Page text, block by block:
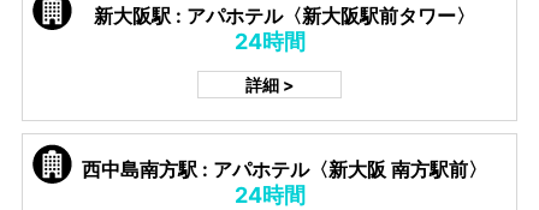
新大阪駅 : アパホテル〈新大阪駅前タワー〉
24時間
詳細 >
西中島南方駅 : アパホテル〈新大阪 南方駅前〉
24時間